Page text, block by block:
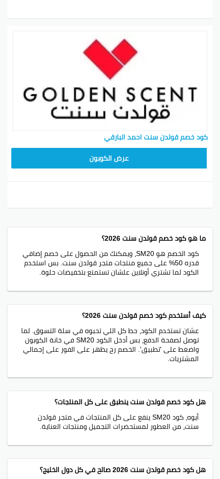
ستحصل على جزء من قيمة المشتريات الخاصة بك
نعم، يُعتبر موقع Golden Scent وجهة موثوقة لشراء
منتجات العطور الأصلية ومستحضرات العناية بالجسم.
هل يتوفر خيار الاسترجاع في Golden Scent؟
نعم، يوفر Golden Scent سياسة استرجاع مرنة تسمح لك
بإعادة المنتجات غير المرغوب فيها خلال فترة زمنية
كود خصم قولدن سنت احمد البارقي
عرض الكوبون
ما هو كود خصم قولدن سنت 2026؟
كود الخصم هو SM20، ويمكنك من الحصول على خصم إضافي
قدره 50% على جميع منتجات متجر قولدن سنت. بس استخدم
الكود لما تشتري أونلاين علشان تستمتع بتخفيضات حلوة.
كيف أستخدم كود خصم قولدن سنت 2026؟
عشان تستخدم الكود، حط كل اللي تحبوه في سلة التسوق. لما
توصل لصفحة الدفع، بس أدخل الكود SM20 في خانة الكوبون
واضغط على 'تطبيق'. الخصم رح يظهر على الفور على إجمالي
المشتريات.
هل كود خصم قولدن سنت ينطبق على كل المنتجات؟
أيوه، كود SM20 ينفع على كل المنتجات في متجر قولدن
سنت، من العطور لمستحضرات التجميل ومنتجات العناية.
هل كود خصم قولدن سنت 2026 صالح في كل دول الخليج؟